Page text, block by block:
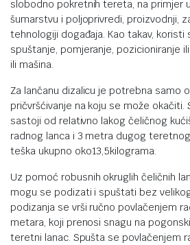
slobodno pokretnih tereta, na primjer
šumarstvu i poljoprivredi, proizvodnji,
tehnologiji događaja. Kao takav, koristi
spuštanje, pomjeranje, pozicioniranje
ili mašina.
Za lančanu dizalicu je potrebna samo
pričvršćivanje na koju se može okačiti.
sastoji od relativno lakog čeličnog
radnog lanca i 3 metra dugog
teška ukupno oko13,5kilograma.
Uz pomoć robusnih okruglih čeličnih
mogu se podizati i spuštati bez
podizanja se vrši ručno povlačenjem
metara, koji prenosi snagu na
teretni lanac. Spušta se povlačenjem